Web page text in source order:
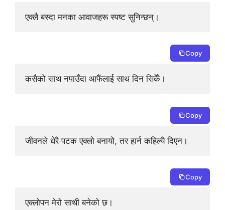
एक्लै बस्दा मनका आवाजहरू स्पष्ट सुनिन्छन्।
Copy
कसैको साथ नपाउँदा आफैंलाई साथ दिन सिकेँ।
Copy
जीवनले धेरै पटक एक्लो बनायो, तर हार्न कहिल्यै दिएन।
Copy
एक्लोपन मेरो साथी बनेको छ।